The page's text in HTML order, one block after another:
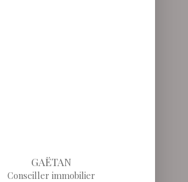
GAËTAN
Conseiller immobilier